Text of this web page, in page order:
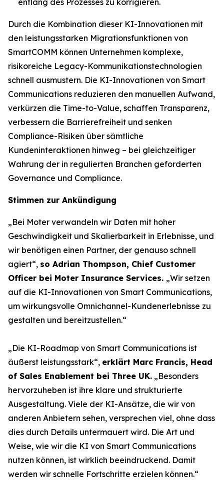
Durch die Kombination dieser KI-Innovationen mit
den leistungsstarken Migrationsfunktionen von
SmartCOMM können Unternehmen komplexe,
risikoreiche Legacy-Kommunikationstechnologien
schnell ausmustern. Die KI-Innovationen von Smart
Communications reduzieren den manuellen Aufwand,
verkürzen die Time-to-Value, schaffen Transparenz,
verbessern die Barrierefreiheit und senken
Compliance-Risiken über sämtliche
Kundeninteraktionen hinweg – bei gleichzeitiger
Wahrung der in regulierten Branchen geforderten
Governance und Compliance.
Stimmen zur Ankündigung
„Bei Moter verwandeln wir Daten mit hoher
Geschwindigkeit und Skalierbarkeit in Erlebnisse, und
wir benötigen einen Partner, der genauso schnell
agiert“, so Adrian Thompson, Chief Customer
Officer bei Moter Insurance Services. „Wir setzen
auf die KI-Innovationen von Smart Communications,
um wirkungsvolle Omnichannel-Kundenerlebnisse zu
gestalten und bereitzustellen.“
„Die KI-Roadmap von Smart Communications ist
äußerst leistungsstark“, erklärt Marc Francis, Head
of Sales Enablement bei Three UK. „Besonders
hervorzuheben ist ihre klare und strukturierte
Ausgestaltung. Viele der KI-Ansätze, die wir von
anderen Anbietern sehen, versprechen viel, ohne dass
dies durch Details untermauert wird. Die Art und
Weise, wie wir die KI von Smart Communications
nutzen können, ist wirklich beeindruckend. Damit
werden wir schnelle Fortschritte erzielen können.“